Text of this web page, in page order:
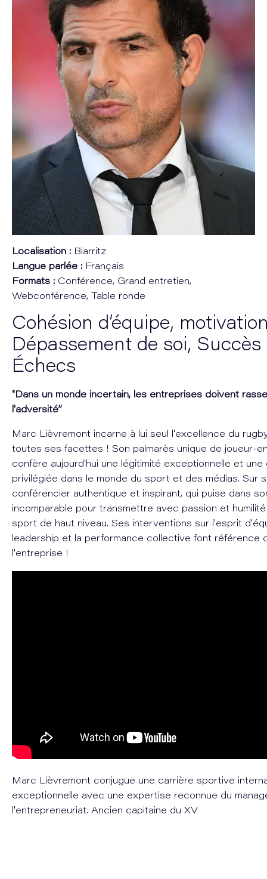
Localisation : Biarritz
Langue parlée : Français
Formats : Conférence, Grand entretien,
Webconférence, Table ronde
Cohésion d’équipe,
Dépassement de soi, Succès
Échecs
"Dans un monde incertain, les entreprises doivent
l'adversité”
Marc Lièvremont incarne à lui seul l'excellence du
toutes ses facettes ! Son palmarès unique de joueur-
confère aujourd'hui une légitimité exceptionnelle et une
privilégiée dans le monde du sport et des médias. Sur
conférencier authentique et inspirant, qui puise dans
incomparable pour transmettre avec passion et
sport de haut niveau. Ses interventions sur l'esprit
leadership et la performance collective font référence
l'entreprise !
Marc Lièvremont conjugue une carrière sportive
exceptionnelle avec une expertise reconnue du
l'entrepreneuriat. Ancien capitaine du XV